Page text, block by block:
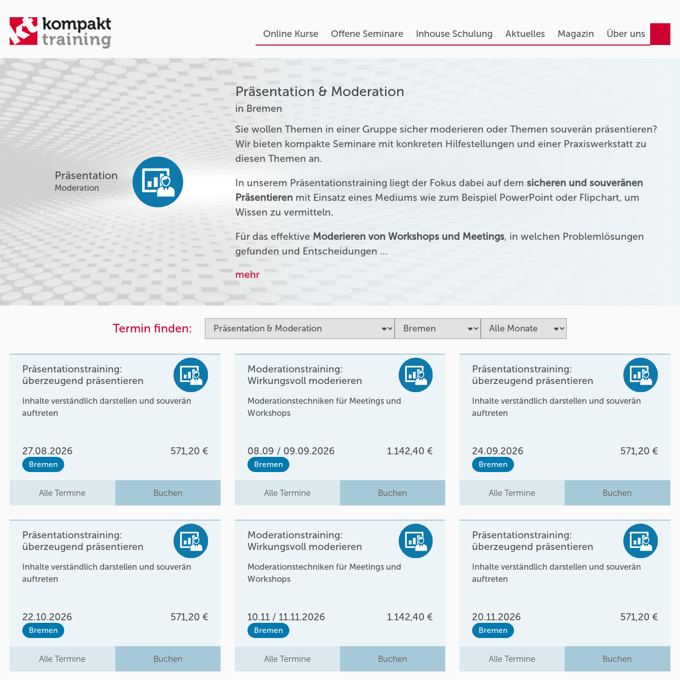
Online Kurse Offene Seminare Inhouse Schulung Aktuelles Magazin Über uns
Präsentation
Moderation
Präsentation & Moderation
in Bremen
Sie wollen Themen in einer Gruppe sicher moderieren oder Themen souverän präsentieren?
Wir bieten kompakte Seminare mit konkreten Hilfestellungen und einer Praxiswerkstatt zu
diesen Themen an.
In unserem Präsentationstraining liegt der Fokus dabei auf demsicheren und souveränen
Präsentieren mit Einsatz eines Mediums wie zum Beispiel PowerPoint oder Flipchart, um
Wissen zu vermitteln.
Für das effektive Moderieren von Workshops und Meetings, in welchen Problemlösungen
gefunden und Entscheidungen …
mehr
Termin finden:
Präsentationstraining:
überzeugend präsentieren
Inhalte verständlich darstellen und souverän
auftreten
27.08.2026 571,20 €
Bremen
Alle Termine Buchen
Moderationstraining:
Wirkungsvoll moderieren
Moderationstechniken für Meetings und
Workshops
08.09 / 09.09.2026 1.142,40 €
Bremen
Alle Termine Buchen
Präsentationstraining:
überzeugend präsentieren
Inhalte verständlich darstellen und souverän
auftreten
24.09.2026 571,20 €
Bremen
Alle Termine Buchen
Präsentationstraining:
überzeugend präsentieren
Inhalte verständlich darstellen und souverän
auftreten
22.10.2026 571,20 €
Bremen
Alle Termine Buchen
Moderationstraining:
Wirkungsvoll moderieren
Moderationstechniken für Meetings und
Workshops
10.11 / 11.11.2026 1.142,40 €
Bremen
Alle Termine Buchen
Präsentationstraining:
überzeugend präsentieren
Inhalte verständlich darstellen und souverän
auftreten
20.11.2026 571,20 €
Bremen
Alle Termine Buchen